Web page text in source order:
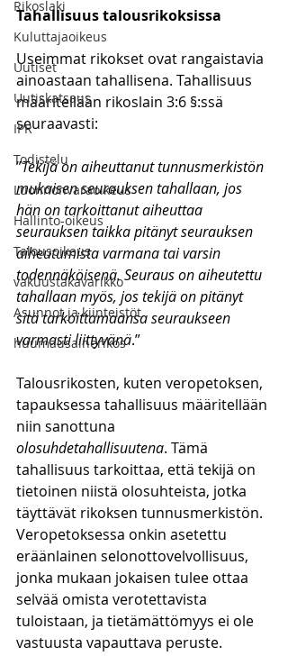
Rikoslaki
Kuluttajaoikeus
Uutiset
Uutiskatsaus
IPR
Todistelu
Luonnonvaraoikeus
Hallinto-oikeus
Talousoikeus
vakuustakavarikko
Asunnot ja kiinteistöt
huumausainerikos
Tahallisuus talousrikoksissa
Useimmat rikokset ovat rangaistavia
ainoastaan tahallisena. Tahallisuus
määritellään rikoslain 3:6 §:ssä
seuraavasti:
”Tekijä on aiheuttanut tunnusmerkistön
mukaisen seurauksen tahallaan, jos
hän on tarkoittanut aiheuttaa
seurauksen taikka pitänyt seurauksen
aiheutumista varmana tai varsin
todennäköisenä. Seuraus on aiheutettu
tahallaan myös, jos tekijä on pitänyt
sitä tarkoittamaansa seuraukseen
varmasti liittyvänä.”
Talousrikosten, kuten veropetoksen,
tapauksessa tahallisuus määritellään
niin sanottuna
olosuhdetahallisuutena. Tämä
tahallisuus tarkoittaa, että tekijä on
tietoinen niistä olosuhteista, jotka
täyttävät rikoksen tunnusmerkistön.
Veropetoksessa onkin asetettu
eräänlainen selonottovelvollisuus,
jonka mukaan jokaisen tulee ottaa
selvää omista verotettavista
tuloistaan, ja tietämättömyys ei ole
vastuusta vapauttava peruste.